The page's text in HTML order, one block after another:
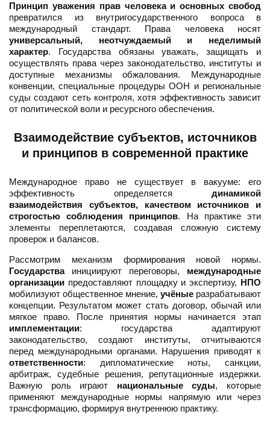
Принцип уважения прав человека и основных свобод
превратился из внутригосударственного вопроса в
международный стандарт. Права человека носят
универсальный, неотчуждаемый и неделимый
характер. Государства обязаны уважать, защищать и
осуществлять права через законодательство, институты и
доступные механизмы обжалования. Международные
конвенции, специальные процедуры ООН и региональные
суды создают сеть контроля, хотя эффективность зависит
от политической воли и ресурсного обеспечения.
Взаимодействие субъектов, источников
и принципов в современной практике
Международное право не существует в вакууме: его
эффективность определяется динамикой
взаимодействия субъектов, качеством источников и
строгостью соблюдения принципов. На практике эти
элементы переплетаются, создавая сложную систему
проверок и балансов.
Рассмотрим механизм формирования новой нормы.
Государстваинициируют переговоры, международные
организации предоставляют площадку и экспертизу, НПО
мобилизуют общественное мнение, учёные разрабатывают
концепции. Результатом может стать договор, обычай или
мягкое право. После принятия нормы начинается этап
имплементации: государства адаптируют
законодательство, создают институты, отчитываются
перед международными органами. Нарушения приводят к
ответственности: дипломатические ноты, санкции,
арбитраж, судебные решения, репутационные издержки.
Важную роль играют национальные суды, которые
применяют международные нормы напрямую или через
трансформацию, формируя внутреннюю практику.